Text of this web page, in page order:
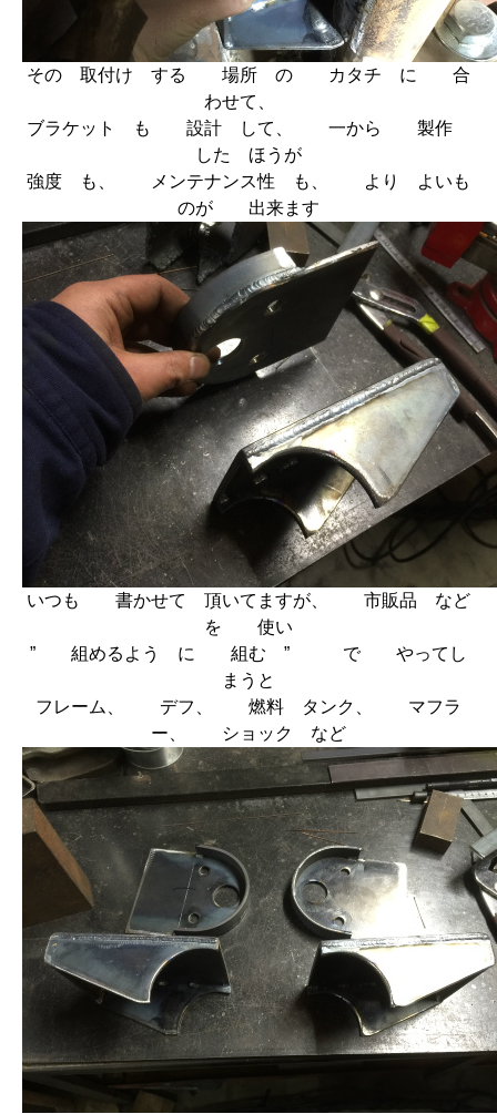
その 取付け する 場所 の カタチ に 合
わせて、
ブラケット も 設計 して、 一から 製作
した ほうが
強度 も、 メンテナンス性 も、 より よいも
のが 出来ます
いつも 書かせて 頂いてますが、 市販品 など
を 使い
” 組めるよう に 組む ” で やってし
まうと
フレーム、 デフ、 燃料 タンク、 マフラ
ー、 ショック など